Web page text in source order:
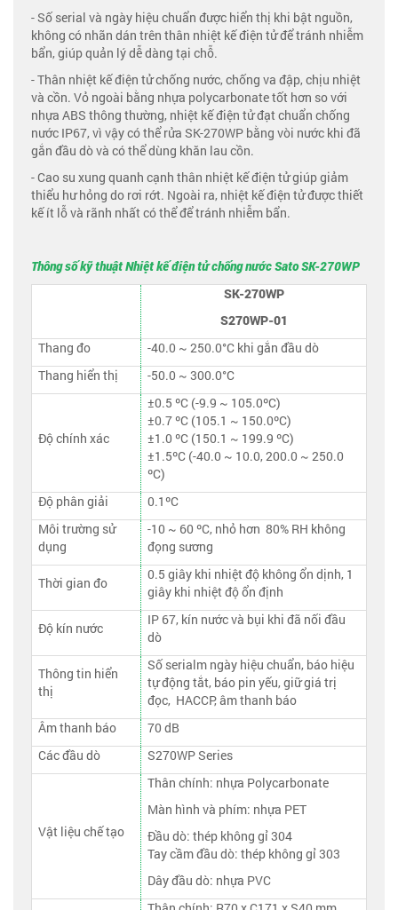
- Số serial và ngày hiệu chuẩn được hiển thị khi bật nguồn,
không có nhãn dán trên thân nhiệt kế điện tử để tránh nhiễm
bẩn, giúp quản lý dễ dàng tại chỗ.
- Thân nhiệt kế điện tử chống nước, chống va đập, chịu nhiệt
và cồn. Vỏ ngoài bằng nhựa polycarbonate tốt hơn so với
nhựa ABS thông thường, nhiệt kế điện tử đạt chuẩn chống
nước IP67, vì vậy có thể rửa SK-270WP bằng vòi nước khi đã
gắn đầu dò và có thể dùng khăn lau cồn.
- Cao su xung quanh cạnh thân nhiệt kế điện tử giúp giảm
thiểu hư hỏng do rơi rớt. Ngoài ra, nhiệt kế điện tử được thiết
kế ít lỗ và rãnh nhất có thể để tránh nhiễm bẩn.
Thông số kỹ thuật Nhiệt kế điện tử chống nước Sato SK-270WP
SK-270WP
S270WP-01
Thang đo
-40.0 ~ 250.0°C khi gắn đầu dò
Thang hiển thị
-50.0 ~ 300.0°C
Độ chính xác
±0.5 ºC (-9.9 ~ 105.0ºC)
±0.7 ºC (105.1 ~ 150.0ºC)
±1.0 ºC (150.1 ~ 199.9 ºC)
±1.5ºC (-40.0 ~ 10.0, 200.0 ~ 250.0
ºC)
Độ phân giải
0.1ºC
Môi trường sử
dụng
-10 ~ 60 ºC, nhỏ hơn 80% RH không
đọng sương
Thời gian đo
0.5 giây khi nhiệt độ không ổn dịnh, 1
giây khi nhiệt độ ổn định
Độ kín nước
IP 67, kín nước và bụi khi đã nối đầu
dò
Thông tin hiển
thị
Số serialm ngày hiệu chuẩn, báo hiệu
tự động tắt, báo pin yếu, giữ giá trị
đọc, HACCP, âm thanh báo
Âm thanh báo
70 dB
Các đầu dò
S270WP Series
Vật liệu chế tạo
Thân chính: nhựa Polycarbonate
Màn hình và phím: nhựa PET
Đầu dò: thép không gỉ 304
Tay cầm đầu dò: thép không gỉ 303
Dây đầu dò: nhựa PVC